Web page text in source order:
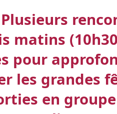
matins
pour
les grandes
en